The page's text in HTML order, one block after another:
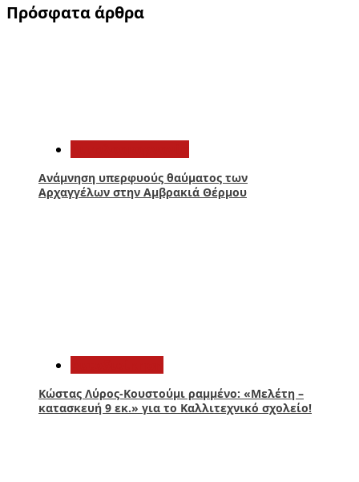
Πρόσφατα άρθρα
Ανάμνηση υπερφυούς θαύματος των
Αρχαγγέλων στην Αμβρακιά Θέρμου
Κώστας Λύρος-Κουστούμι ραμμένο: «Μελέτη –
κατασκευή 9 εκ.» για το Καλλιτεχνικό σχολείο!